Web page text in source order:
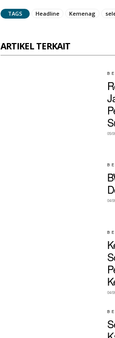
TAGS Headline Kemenag
ARTIKEL TERKAIT
05/
04/
04/